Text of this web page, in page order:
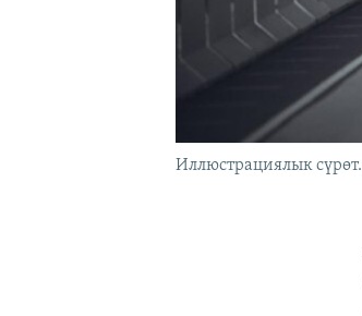
Иллюстрациялык сүрөт.